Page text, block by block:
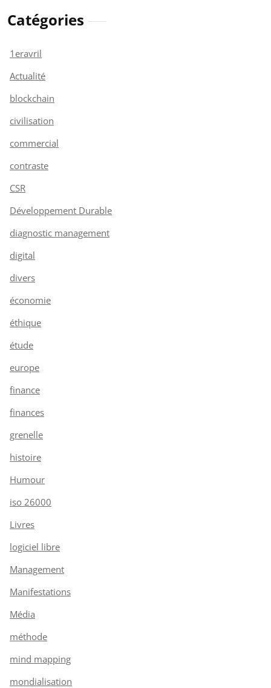
Catégories
1eravril
Actualité
blockchain
civilisation
commercial
contraste
CSR
Développement Durable
diagnostic management
digital
divers
économie
éthique
étude
europe
finance
finances
grenelle
histoire
Humour
iso 26000
Livres
logiciel libre
Management
Manifestations
Média
méthode
mind mapping
mondialisation